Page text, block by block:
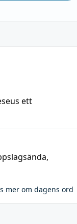
ett
,
mer om dagens ord